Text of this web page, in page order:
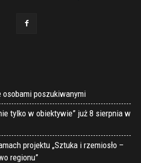
poszukiwanymi
tylko w obiektywie” już 8 sierpnia w
projektu „Sztuka i rzemiosło –
regionu”